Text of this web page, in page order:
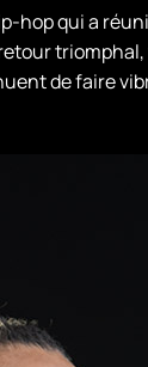
qui a
de faire